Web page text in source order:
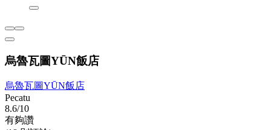
烏魯瓦圖YŪN飯店
烏魯瓦圖YŪN飯店
Pecatu
8.6/10
有夠讚